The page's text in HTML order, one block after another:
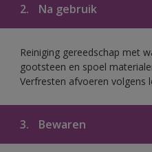
2. Na gebruik
Reiniging gereedschap met
gootsteen en spoel
Verfresten afvoeren volgens
3. Bewaren